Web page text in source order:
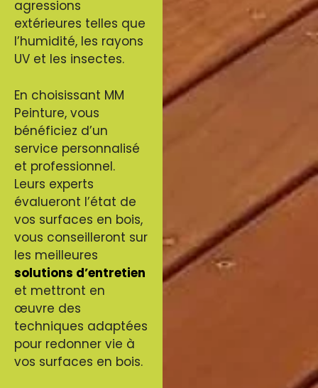
agressions
extérieures telles que
l’humidité, les rayons
UV et les insectes.
En choisissant MM
Peinture, vous
bénéficiez d’un
service personnalisé
et professionnel.
Leurs experts
évalueront l’état de
vos surfaces en bois,
vous conseilleront sur
les meilleures
solutions d’entretien
et mettront en
œuvre des
techniques adaptées
pour redonner vie à
vos surfaces en bois.